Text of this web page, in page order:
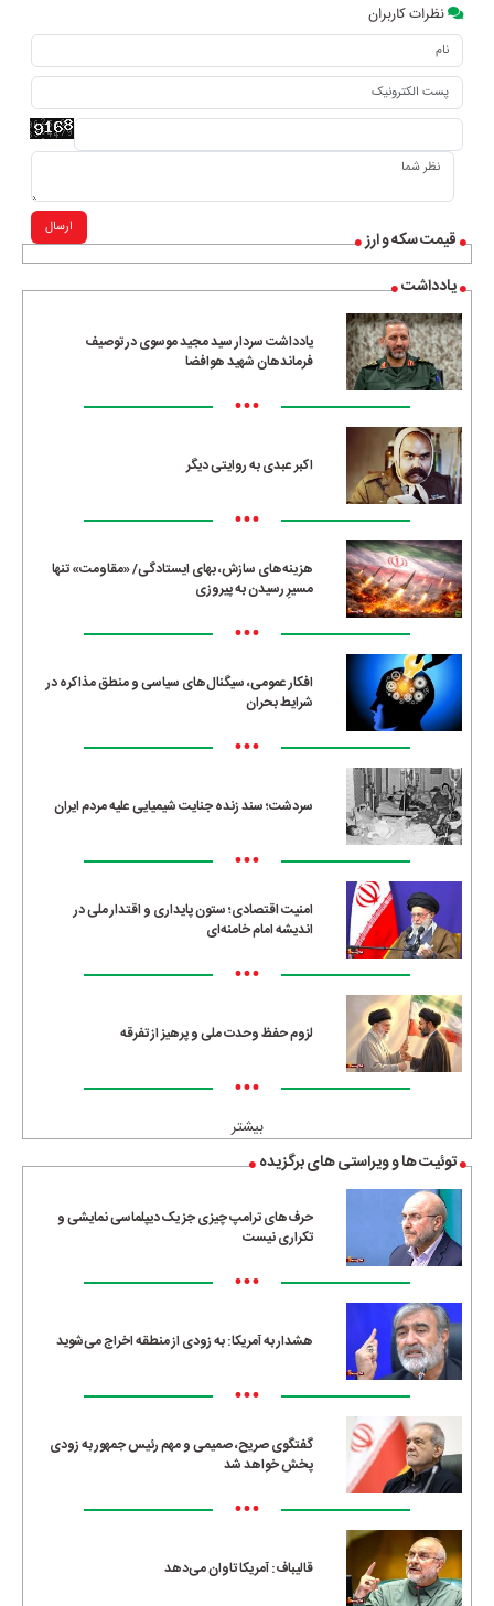
قیمت سکه و ارز
یادداشت
یادداشت سردار سید مجید موسوی در توصیف
فرماندهان شهید هوافضا
•••
اکبر عبدی به روایتی دیگر
•••
هزینه‌های سازش، بهای ایستادگی/ «مقاومت» تنها
مسیرِ رسیدن به پیروزی
•••
افکار عمومی، سیگنال‌های سیاسی و منطق مذاکره در
شرایط بحران
•••
سردشت؛ سند زنده جنایت شیمیایی علیه مردم ایران
•••
امنیت اقتصادی؛ ستون پایداری و اقتدار ملی در
اندیشه امام خامنه‌ای
•••
لزوم حفظ وحدت ملی و پرهیز از تفرقه
•••
بیشتر
توئیت ها و ویراستی های برگزیده
حرف‌های ترامپ چیزی جز یک دیپلماسی نمایشی و
تکراری نیست
•••
هشدار به آمریکا: به زودی از منطقه اخراج می‌شوید
•••
گفتگوی صریح، صمیمی و مهم رئیس جمهور به زودی
پخش خواهد شد
•••
قالیباف: آمریکا تاوان می‌دهد
نظرات کاربران
ارسال